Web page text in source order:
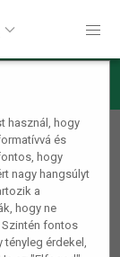
használ, hogy
és
hogy
nagy hangsúlyt
a
hogy ne
fontos
tényleg érdekel,
Vízálló
speciális
az
és/vagy